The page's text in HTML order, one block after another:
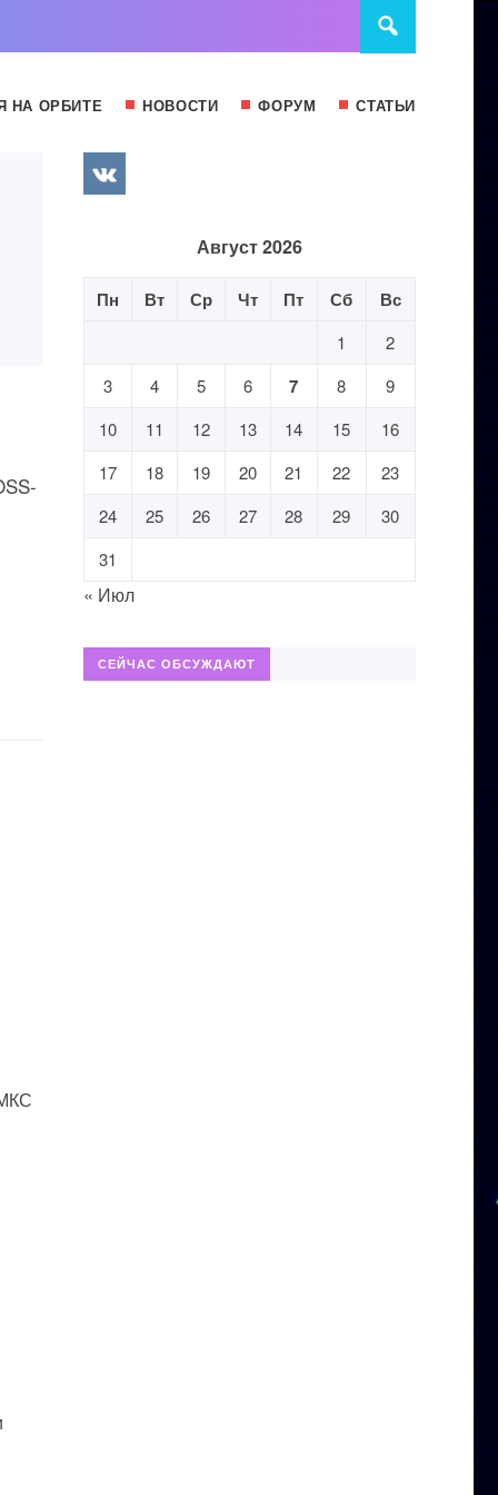
НА ОРБИТЕ НОВОСТИ ФОРУМ СТАТЬИ
Август 2026
Пн Вт Ср Чт Пт Сб Вс
1
2
3
4 5 6 7 8
9
10
11 12 13 14 15
16
17
18 19 20 21 22
23
24
25 26 27 28 29
30
31
« Июл
СЕЙЧАС ОБСУЖДАЮТ